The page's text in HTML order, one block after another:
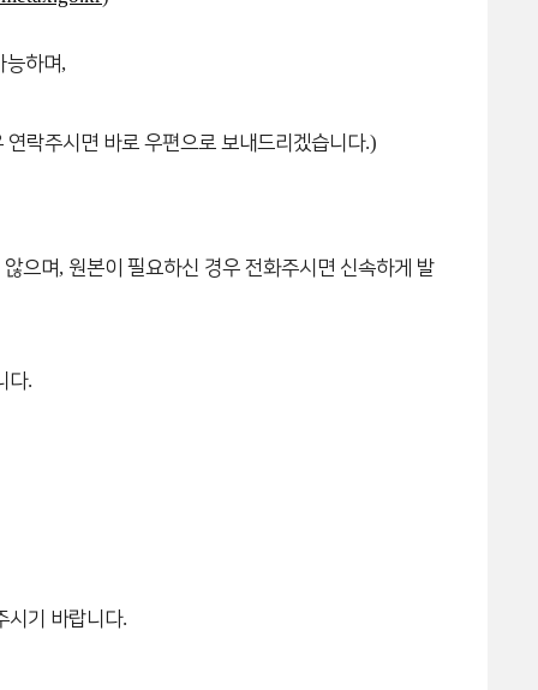
능하며,
락주시면 바로 우편으로 보내드리겠습니다.)
으며, 원본이 필요하신 경우 전화주시면 신속하게 발
다.
시기 바랍니다.